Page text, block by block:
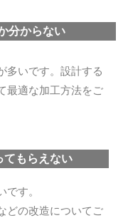
分からない
多いです。設計する
最適な加工方法をご
てもらえない
す。
どの改造についてご